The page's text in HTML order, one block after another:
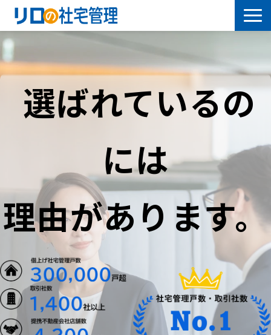
借上社宅プラン
導入事例
社宅について学ぶ
よくあるご質問
セミナー
選ばれているの
には
理由があります。